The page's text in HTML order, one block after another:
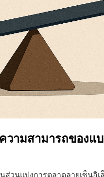
วามสามารถของ
ส่วนแบ่งการตลาดลายเซ็น